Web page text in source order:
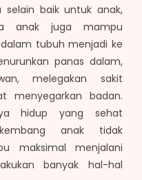
selain baik untuk anak,
anak juga mampu
tubuh menjadi ke
panas dalam,
melegakan sakit
menyegarkan badan.
hidup yang sehat
anak tidak
maksimal menjalani
banyak hal-hal